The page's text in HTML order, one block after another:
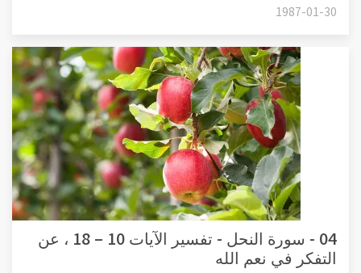
1987-01-30
04 - سورة النحل - تفسير الآيات 10 – 18 ، عن
التفكر في نعم الله